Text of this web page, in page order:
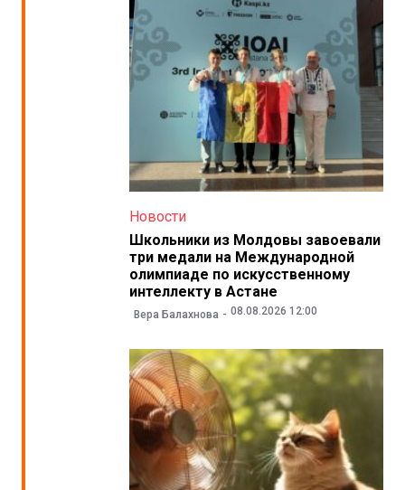
Новости
Школьники из Молдовы завоевали
три медали на Международной
олимпиаде по искусственному
интеллекту в Астане
Вера Балахнова 08.08.2026 12:00